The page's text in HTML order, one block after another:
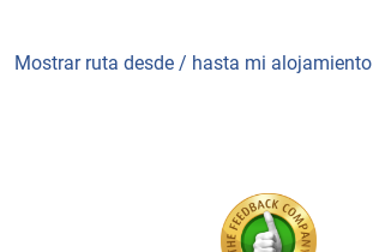
Mostrar ruta desde / hasta mi alojamiento